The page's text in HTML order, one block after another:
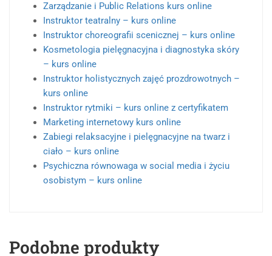
Zarządzanie i Public Relations kurs online
Instruktor teatralny – kurs online
Instruktor choreografii scenicznej – kurs online
Kosmetologia pielęgnacyjna i diagnostyka skóry
– kurs online
Instruktor holistycznych zajęć prozdrowotnych –
kurs online
Instruktor rytmiki – kurs online z certyfikatem
Marketing internetowy kurs online
Zabiegi relaksacyjne i pielęgnacyjne na twarz i
ciało – kurs online
Psychiczna równowaga w social media i życiu
osobistym – kurs online
Podobne produkty